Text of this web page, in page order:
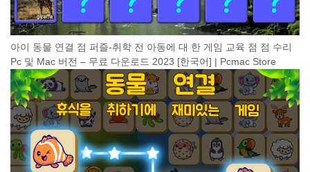
아이 동물 연결 점 퍼즐-취학 전 아동에 대 한 게임 교육 점 점 수리
Pc 및 Mac 버전 – 무료 다운로드 2023 [한국어] | Pcmac Store